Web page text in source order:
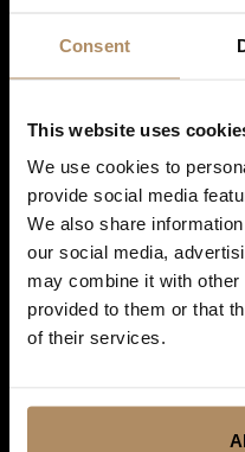
Consent
This website uses
We use cookies to
provide social media
We also share
our social media,
may combine it with other
provided to them or that
of their services.